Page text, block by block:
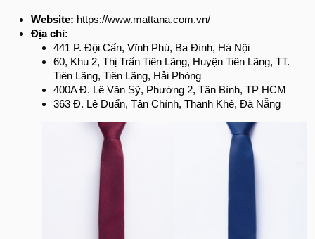
Website: https://www.mattana.com.vn/
Địa chỉ:
441 P. Đội Cấn, Vĩnh Phú, Ba Đình, Hà Nội
60, Khu 2, Thị Trấn Tiên Lãng, Huyện Tiên Lãng, TT.
Tiên Lãng, Tiên Lãng, Hải Phòng
400A Đ. Lê Văn Sỹ, Phường 2, Tân Bình, TP HCM
363 Đ. Lê Duẩn, Tân Chính, Thanh Khê, Đà Nẵng